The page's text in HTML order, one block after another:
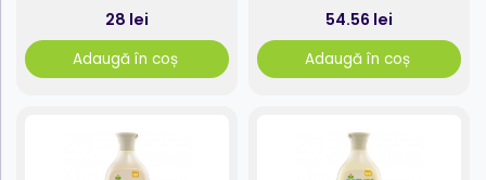
28 lei
Adaugă în coș
54.56 lei
Adaugă în coș